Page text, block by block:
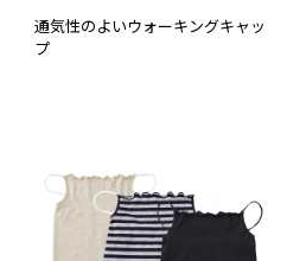
通気性のよいウォーキングキャッ
プ